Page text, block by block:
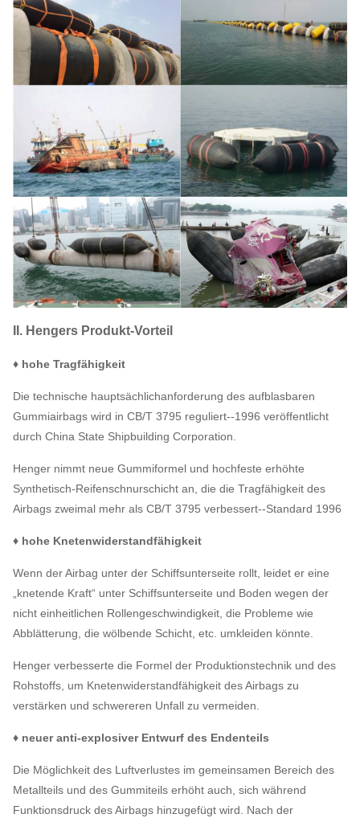
II. Hengers Produkt-Vorteil
♦ hohe Tragfähigkeit
Die technische hauptsächlichanforderung des aufblasbaren
Gummiairbags wird in CB/T 3795 reguliert--1996 veröffentlicht
durch China State Shipbuilding Corporation.
Henger nimmt neue Gummiformel und hochfeste erhöhte
Synthetisch-Reifenschnurschicht an, die die Tragfähigkeit des
Airbags zweimal mehr als CB/T 3795 verbessert--Standard 1996
♦ hohe Knetenwiderstandfähigkeit
Wenn der Airbag unter der Schiffsunterseite rollt, leidet er eine
„knetende Kraft“ unter Schiffsunterseite und Boden wegen der
nicht einheitlichen Rollengeschwindigkeit, die Probleme wie
Abblätterung, die wölbende Schicht, etc. umkleiden könnte.
Henger verbesserte die Formel der Produktionstechnik und des
Rohstoffs, um Knetenwiderstandfähigkeit des Airbags zu
verstärken und schwereren Unfall zu vermeiden.
♦ neuer anti-explosiver Entwurf des Endenteils
Die Möglichkeit des Luftverlustes im gemeinsamen Bereich des
Metallteils und des Gummiteils erhöht auch, sich während
Funktionsdruck des Airbags hinzugefügt wird. Nach der